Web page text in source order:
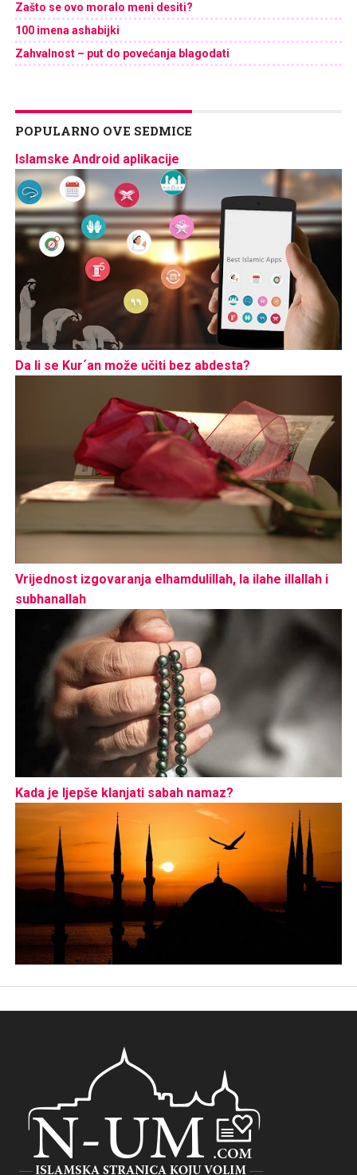
Zašto se ovo moralo meni desiti?
100 imena ashabijki
Zahvalnost – put do povećanja blagodati
POPULARNO OVE SEDMICE
Islamske Android aplikacije
Da li se Kur´an može učiti bez abdesta?
Vrijednost izgovaranja elhamdulillah, la ilahe illallah i
subhanallah
Kada je ljepše klanjati sabah namaz?